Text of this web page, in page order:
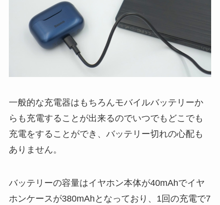
一般的な充電器はもちろんモバイルバッテリーか
らも充電することが出来るのでいつでもどこでも
充電をすることができ、バッテリー切れの心配も
ありません。
バッテリーの容量はイヤホン本体が40mAhでイヤ
ホンケースが380mAhとなっており、1回の充電で7